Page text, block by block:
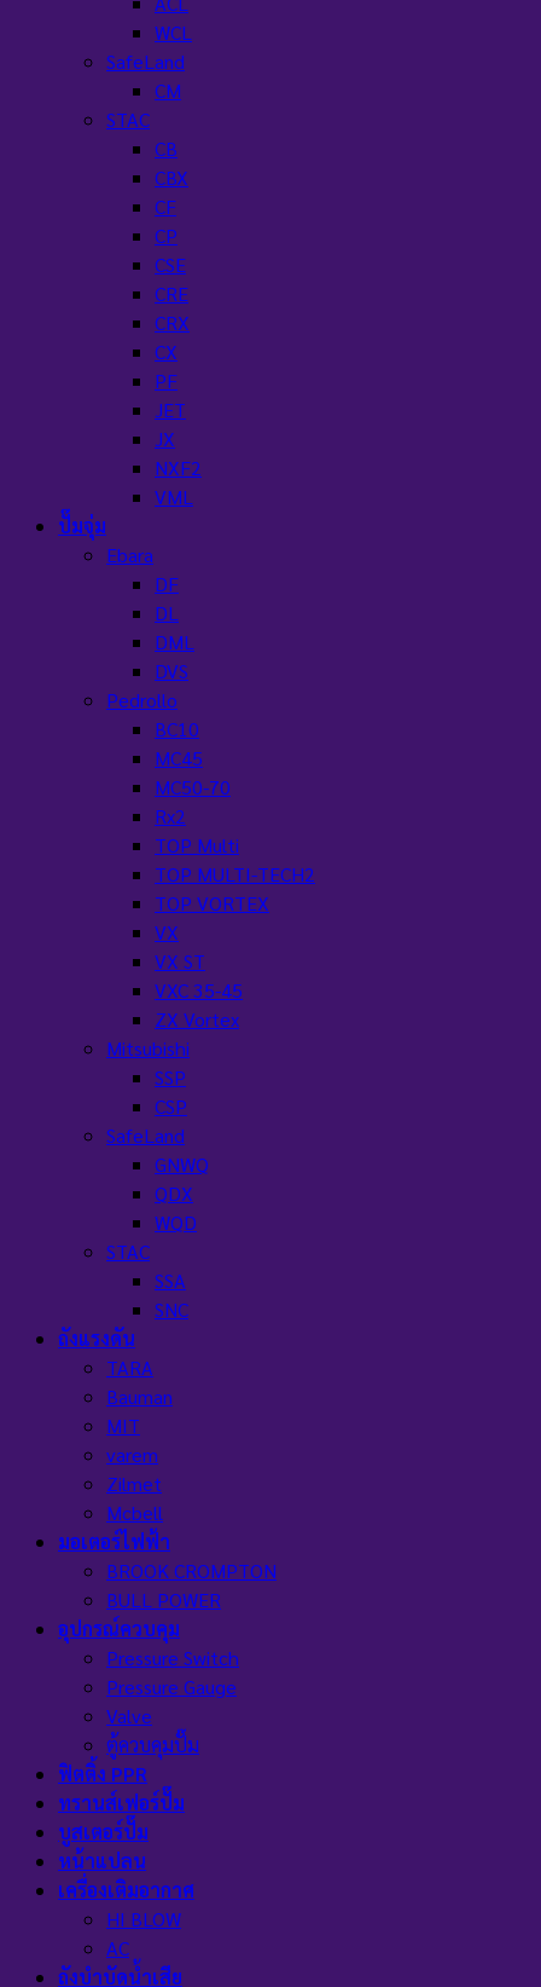
WCL
SafeLand
CM
STAC
CB
CBX
CF
CP
CSE
CRE
CRX
CX
PF
JET
JX
NXF2
VML
ปั๊มจุ่ม
Ebara
DF
DL
DML
DVS
Pedrollo
BC10
MC45
MC50-70
Rx2
TOP Multi
TOP MULTI-TECH2
TOP VORTEX
VX
VX ST
VXC 35-45
ZX Vortex
Mitsubishi
SSP
CSP
SafeLand
GNWQ
QDX
WQD
STAC
SSA
SNC
ถังแรงดัน
TARA
Bauman
MIT
varem
Zilmet
Mcbell
มอเตอร์ไฟฟ้า
BROOK CROMPTON
BULL POWER
อุปกรณ์ควบคุม
Pressure Switch
Pressure Gauge
Valve
ตู้ควบคุมปั๊ม
ฟิตติ้ง PPR
ทรานส์เฟอร์ปั๊ม
บูสเตอร์ปั๊ม
หน้าแปลน
เครื่องเติมอากาศ
HI BLOW
AC
ถังบำบัดน้ำเสีย